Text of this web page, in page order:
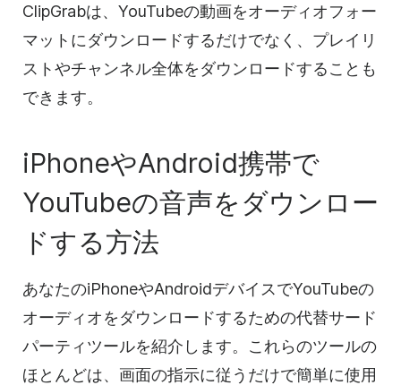
ClipGrabは、YouTubeの動画をオーディオフォー
マットにダウンロードするだけでなく、プレイリ
ストやチャンネル全体をダウンロードすることも
できます。
iPhoneやAndroid携帯で
YouTubeの音声をダウンロー
ドする方法
あなたのiPhoneやAndroidデバイスでYouTubeの
オーディオをダウンロードするための代替サード
パーティツールを紹介します。これらのツールの
ほとんどは、画面の指示に従うだけで簡単に使用